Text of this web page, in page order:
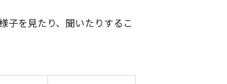
子を見たり、聞いたりするこ